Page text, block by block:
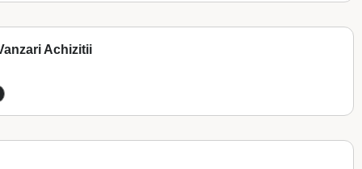
Achizitii